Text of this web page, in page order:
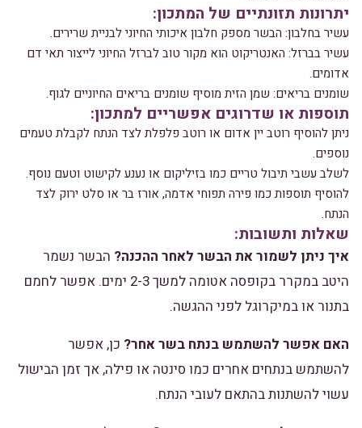
יתרונות תזונתיים של המתכון:
עשיר בחלבון: הבשר מספק חלבון איכותי החיוני לבניית שרירים.
עשיר בברזל: האנטריקוט הוא מקור טוב לברזל החיוני לייצור תאי דם
אדומים.
שומנים בריאים: שמן הזית מוסיף שומנים בריאים החיוניים לגוף.
תוספות או שדרוגים אפשריים למתכון:
ניתן להוסיף רוטב יין אדום או רוטב פלפלת לצד הנתח לקבלת טעמים
נוספים.
לשלב עשבי תיבול טריים כמו בזיליקום או נענע לקישוט וטעם נוסף.
להוסיף תוספות כמו פירה תפוחי אדמה, אורז בר או סלט ירוק לצד
הנתח.
שאלות ותשובות:
איך ניתן לשמור את הבשר לאחר ההכנה? הבשר נשמר
היטב במקרר בקופסה אטומה למשך 2-3 ימים. אפשר לחמם
בתנור או במיקרוגל לפני ההגשה.
האם אפשר להשתמש בנתח בשר אחר? כן, אפשר
להשתמש בנתחים אחרים כמו סינטה או פילה, אך זמן הבישול
עשוי להשתנות בהתאם לעובי הנתח.